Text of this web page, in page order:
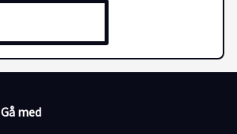
Gå med